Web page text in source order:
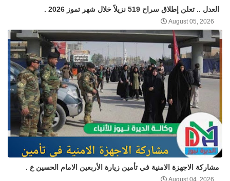
العدل .. تعلن إطلاق سراح 519 نزيلاً خلال شهر تموز 2026 .
August 05, 2026
مشاركة الاجهزة الامنية في تأمين زيارة الأربعين الامام الحسين ع .
August 04, 2026